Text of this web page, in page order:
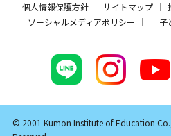
個人情報保護方針 サイトマップ
ソーシャルメディアポリシー
子
© 2001 Kumon Institute of Education